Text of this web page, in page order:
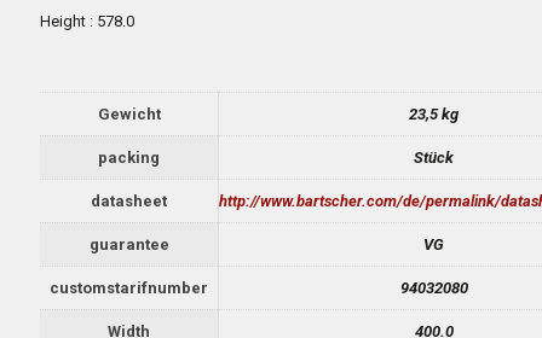
Height : 578.0
Gewicht 23,5 kg
packing Stück
datasheet http://www.bartscher.com/de/permalink/
guarantee VG
customstarifnumber 94032080
Width 400.0